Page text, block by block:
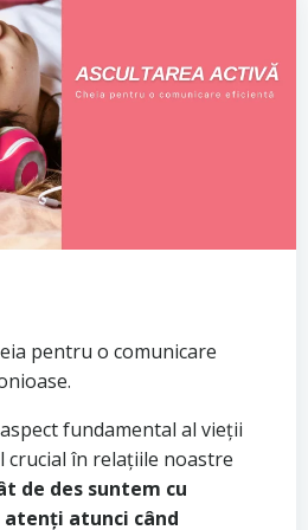
pentru o comunicare
fundamental al vieții
crucial în relațiile noastre
de des suntem cu
atunci când